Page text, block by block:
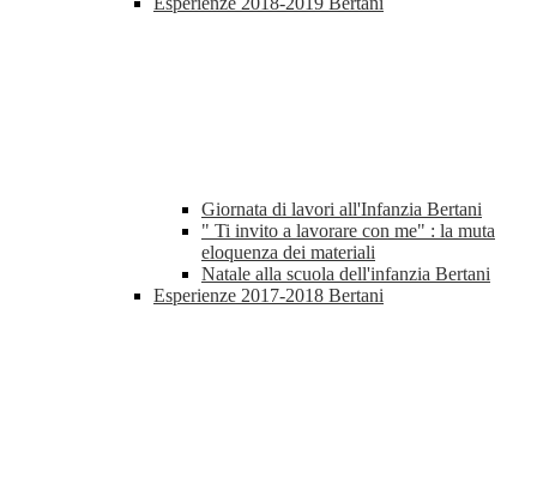
Giornata di lavori all'Infanzia Bertani
" Ti invito a lavorare con me" : la muta
eloquenza dei materiali
Natale alla scuola dell'infanzia Bertani
Esperienze 2017-2018 Bertani